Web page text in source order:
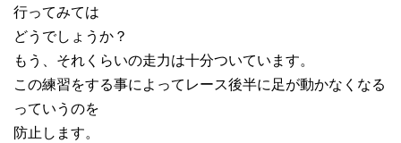
行ってみては
どうでしょうか？
もう、それくらいの走力は十分ついています。
この練習をする事によってレース後半に足が動かなくなる
っていうのを
防止します。